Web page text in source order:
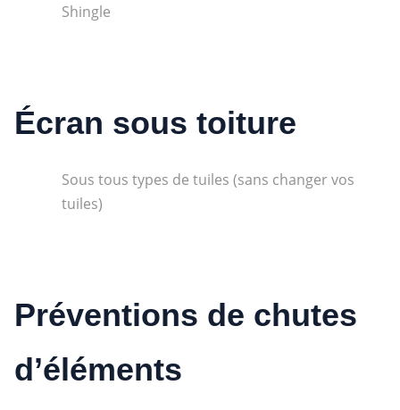
Shingle
Écran sous toiture
Sous tous types de tuiles (sans changer vos
tuiles)
Préventions de chutes
d’éléments